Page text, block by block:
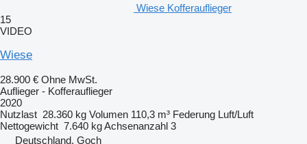
Wiese Kofferauflieger
15
VIDEO
Wiese
28.900 € Ohne MwSt.
Auflieger - Kofferauflieger
2020
Nutzlast 28.360 kg Volumen 110,3 m³ Federung Luft/Luft
Nettogewicht 7.640 kgAchsenanzahl 3
Deutschland, Goch